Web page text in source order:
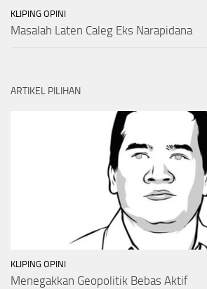
KLIPING OPINI
Masalah Laten Caleg Eks Narapidana
ARTIKEL PILIHAN
KLIPING OPINI
Menegakkan Geopolitik Bebas Aktif